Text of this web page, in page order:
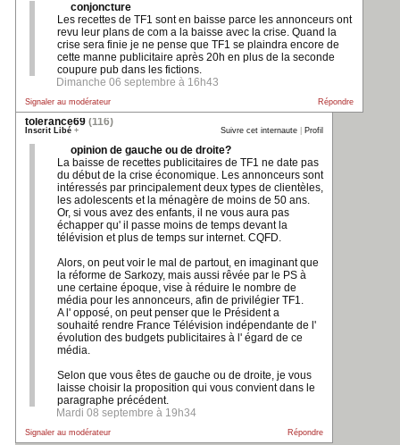
conjoncture
Les recettes de TF1 sont en baisse parce les annonceurs ont
revu leur plans de com a la baisse avec la crise. Quand la
crise sera finie je ne pense que TF1 se plaindra encore de
cette manne publicitaire après 20h en plus de la seconde
coupure pub dans les fictions.
Dimanche 06 septembre à 16h43
Signaler au modérateur Répondre
tolerance69 (116)
Inscrit Libé + Suivre cet internaute Profil
opinion de gauche ou de droite?
La baisse de recettes publicitaires de TF1 ne date pas
du début de la crise économique. Les annonceurs sont
intéressés par principalement deux types de clientèles,
les adolescents et la ménagère de moins de 50 ans.
Or, si vous avez des enfants, il ne vous aura pas
échapper qu' il passe moins de temps devant la
télévision et plus de temps sur internet. CQFD.
Alors, on peut voir le mal de partout, en imaginant que
la réforme de Sarkozy, mais aussi rêvée par le PS à
une certaine époque, vise à réduire le nombre de
média pour les annonceurs, afin de privilégier TF1.
A l' opposé, on peut penser que le Président a
souhaité rendre France Télévision indépendante de l'
évolution des budgets publicitaires à l' égard de ce
média.
Selon que vous êtes de gauche ou de droite, je vous
laisse choisir la proposition qui vous convient dans le
paragraphe précédent.
Mardi 08 septembre à 19h34
Signaler au modérateur Répondre